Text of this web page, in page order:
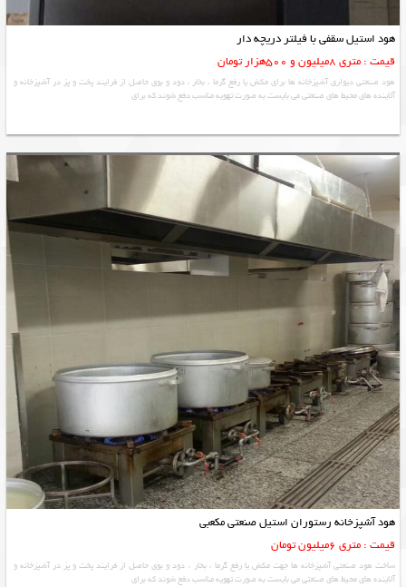
هود استیل سقفی با فیلتر دریچه دار
قیمت : متری 8میلیون و 500هزار تومان
هود صنعتی دیواری آشپزخانه ها برای مکش یا رفع گرما ، بخار ، دود و بوی حاصل از فرایند پخت و پز در آشپزخانه و
آلاينده های محيط های صنعتی می بايست به صورت تهويه مناسب دفع شوند كه برای
هود آشپزخانه رستوران استیل صنعتی مکعبی
قیمت : متری 6میلیون تومان
ساخت هود صنعتی آشپزخانه ها جهت مکش یا رفع گرما ، بخار ، دود و بوی حاصل از فرایند پخت و پز در آشپزخانه و
آلاينده های محيط های صنعتی می بايست به صورت تهويه مناسب دفع شوند كه برای